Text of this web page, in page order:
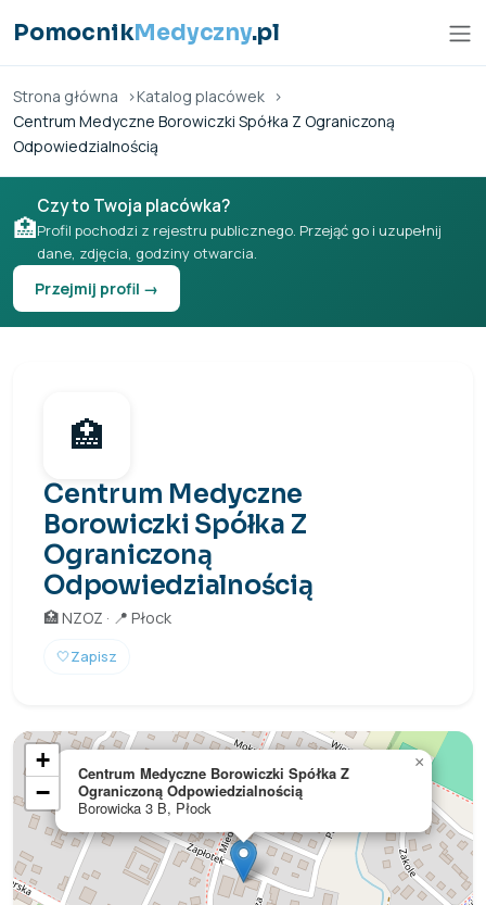
PomocnikMedyczny.pl
Strona główna
Katalog placówek
Centrum Medyczne Borowiczki Spółka Z Ograniczoną
Odpowiedzialnością
🏥
Czy to Twoja placówka?
Profil pochodzi z rejestru publicznego. Przejąć go i uzupełnij
dane, zdjęcia, godziny otwarcia.
Przejmij profil →
🏥
Centrum Medyczne
Borowiczki Spółka Z
Ograniczoną
Odpowiedzialnością
🏥 NZOZ · 📍 Płock
🤍Zapisz
Centrum Medyczne Borowiczki Spółka Z
Ograniczoną Odpowiedzialnością
Borowicka 3 B, Płock
×
+
−